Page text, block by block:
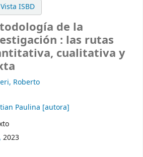
Vista ISBD
de la
: las rutas
cualitativa y
Roberto
Paulina [autora]
2023